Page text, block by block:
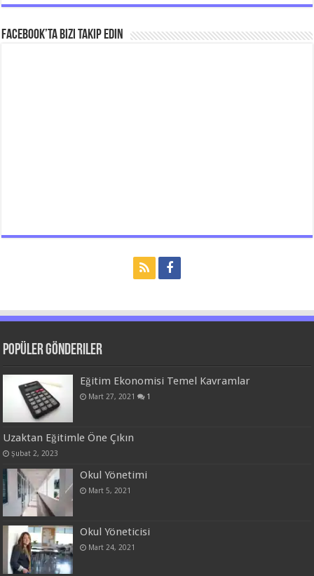
Facebook’ta bizi takip edin
Popüler Gönderiler
Eğitim Ekonomisi Temel Kavramlar
Mart 27, 2021 1
Uzaktan Eğitimle Öne Çıkın
Şubat 2, 2023
Okul Yönetimi
Mart 5, 2021
Okul Yöneticisi
Mart 24, 2021